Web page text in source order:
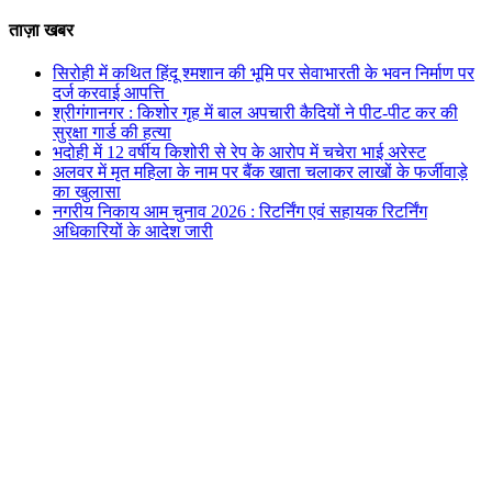
ताज़ा खबर
सिरोही में कथित हिंदू श्मशान की भूमि पर सेवाभारती के भवन निर्माण पर
दर्ज करवाई आपत्ति
श्रीगंगानगर : किशोर गृह में बाल अपचारी कैदियों ने पीट-पीट कर की
सुरक्षा गार्ड की हत्या
भदोही में 12 वर्षीय किशोरी से रेप के आरोप में चचेरा भाई अरेस्ट
अलवर में मृत महिला के नाम पर बैंक खाता चलाकर लाखों के फर्जीवाड़े
का खुलासा
नगरीय निकाय आम चुनाव 2026 : रिटर्निंग एवं सहायक रिटर्निंग
अधिकारियों के आदेश जारी